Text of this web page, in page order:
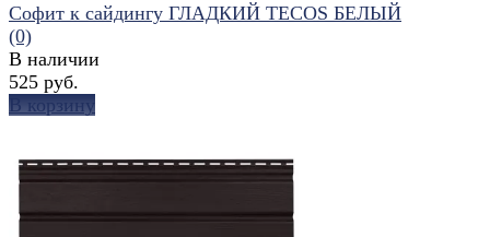
избранное сравнить
Софит к сайдингу ГЛАДКИЙ TECOS БЕЛЫЙ
(0)
В наличии
525 руб.
В корзину